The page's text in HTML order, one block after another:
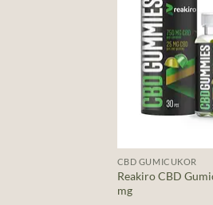
CBD GUMICUKOR
Reakiro CBD
mg